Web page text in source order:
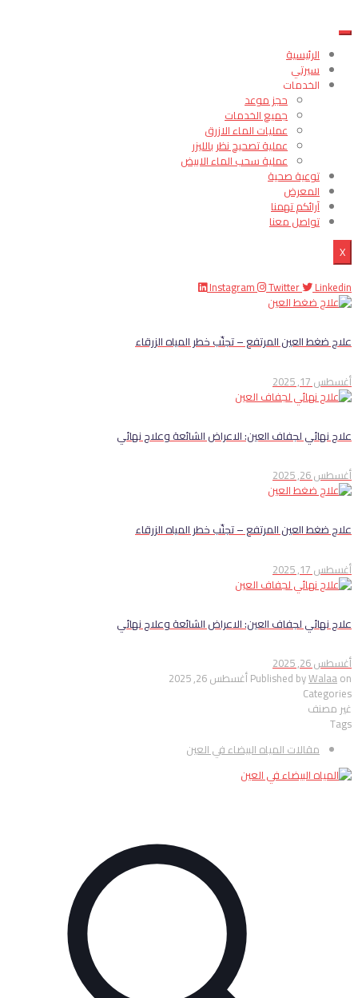
الرئيسية
سيرتي
الخدمات
حجز موعد
جميع الخدمات
عمليات الماء الازرق
عملية تصحيح نظر بالليزر
عملية سحب الماء الابيض
توعية صحية
المعرض
آرائكم تهمنا
تواصل معنا
X
Instagram Twitter Linkedin
علاج ضغط العين المرتفع – تجنّب خطر المياه الزرقاء
أغسطس 17, 2025
علاج نهائي لجفاف العين: الاعراض الشائعة وعلاج نهائي
أغسطس 26, 2025
علاج ضغط العين المرتفع – تجنّب خطر المياه الزرقاء
أغسطس 17, 2025
علاج نهائي لجفاف العين: الاعراض الشائعة وعلاج نهائي
أغسطس 26, 2025
Published byWalaaon أغسطس 26, 2025
Categories
غير مصنف
Tags
مقالات المياه البيضاء في العين